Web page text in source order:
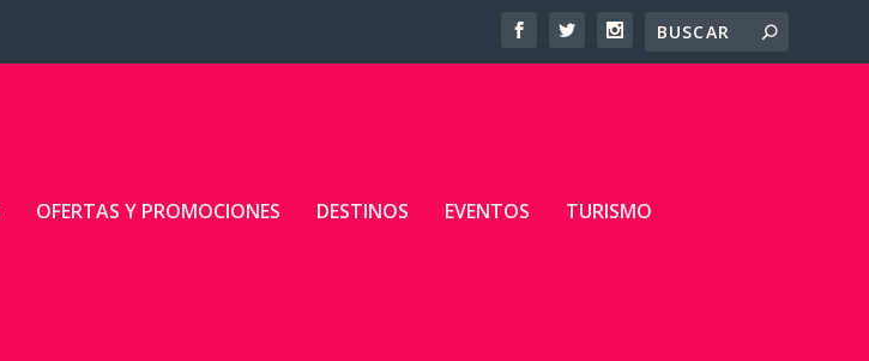
OFERTAS Y PROMOCIONES DESTINOS EVENTOS TURISMO